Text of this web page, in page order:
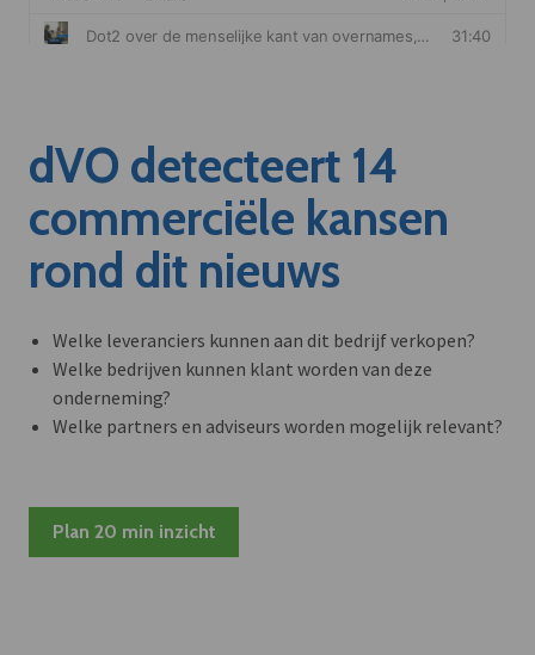
dVO detecteert 14
commerciële kansen
rond dit nieuws
Welke leveranciers kunnen aan dit bedrijf verkopen?
Welke bedrijven kunnen klant worden van deze
onderneming?
Welke partners en adviseurs worden mogelijk relevant?
Plan 20 min inzicht